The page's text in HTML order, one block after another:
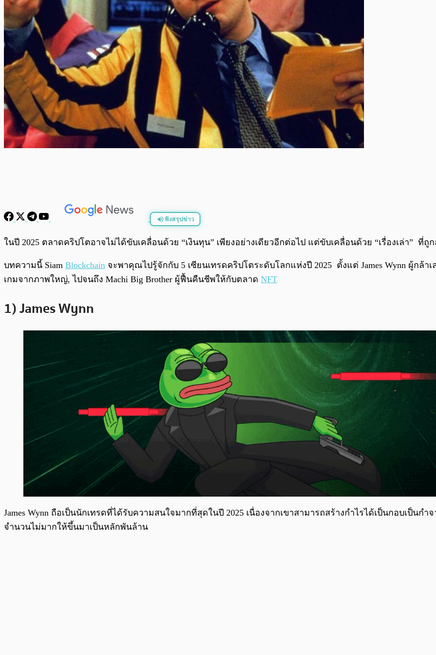
ฟังสรุปข่าว
พร้อมเล่น
ในปี 2025 ตลาดคริปโตอาจไม่ได้ขับเคลื่อนด้วย “เงินทุน” เพียงอย่างเดียวอีกต่อไป แต่ขับเคลื่อนด้วย “เรื่องเล่า” ที่
บทความนี้ Siam Blockchain จะพาคุณไปรู้จักกับ 5 เซียนเทรดคริปโตระดับโลกแห่งปี 2025 ตั้งแต่ James Wynn ผู้กล้าเ
เกมจากภาพใหญ่, ไปจนถึง Machi Big Brother ผู้ฟื้นคืนชีพให้กับตลาด NFT
1) James Wynn
James Wynn ถือเป็นนักเทรดที่ได้รับความสนใจมากที่สุดในปี 2025 เนื่องจากเขาสามารถสร้างกำไรได้เป็นกอบเป็นกำ
จำนวนไม่มากให้ขึ้นมาเป็นหลักพันล้าน